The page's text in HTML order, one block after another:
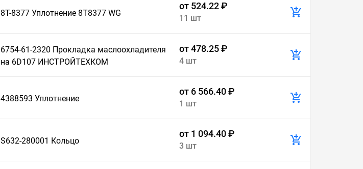
8T-8377 Уплотнение 8T8377 WG
от 524.22 ₽
11 шт
6754-61-2320 Прокладка маслоохладителя
на 6D107 ИНСТРОЙТЕХКОМ
от 478.25 ₽
4 шт
4388593 Уплотнение
от 6 566.40 ₽
1 шт
S632-280001 Кольцо
от 1 094.40 ₽
3 шт